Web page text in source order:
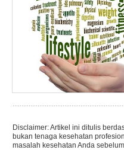
Disclaimer: Artikel ini ditulis
bukan tenaga kesehatan
masalah kesehatan Anda